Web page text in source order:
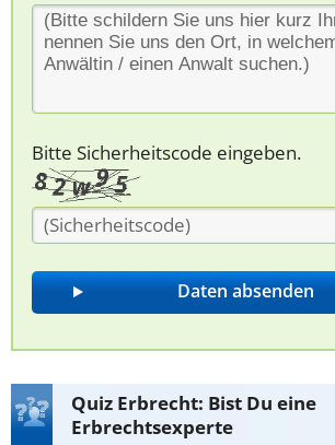
Bitte Sicherheitscode eingeben.
Quiz Erbrecht: Bist Du eine
Erbrechtsexperte